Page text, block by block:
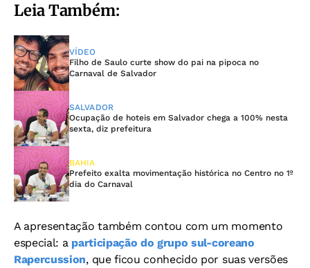
Leia Também:
VÍDEO
Filho de Saulo curte show do pai na pipoca no
Carnaval de Salvador
SALVADOR
Ocupação de hoteis em Salvador chega a 100% nesta
sexta, diz prefeitura
BAHIA
Prefeito exalta movimentação histórica no Centro no 1º
dia do Carnaval
A apresentação também contou com um momento
especial: a participação do grupo sul-coreano
Rapercussion, que ficou conhecido por suas versões